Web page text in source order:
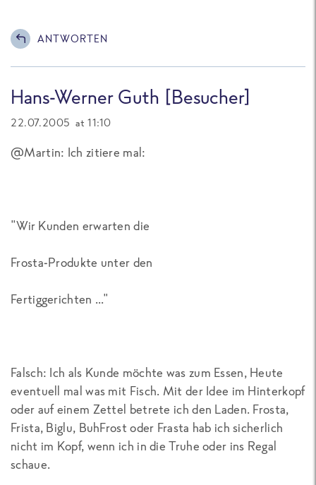
ANTWORTEN
Hans-Werner Guth [Besucher]
22.07.2005 at 11:10
@Martin: Ich zitiere mal:
"Wir Kunden erwarten die
Frosta-Produkte unter den
Fertiggerichten ..."
Falsch: Ich als Kunde möchte was zum Essen, Heute
eventuell mal was mit Fisch. Mit der Idee im Hinterkopf
oder auf einem Zettel betrete ich den Laden. Frosta,
Frista, Biglu, BuhFrost oder Frasta hab ich sicherlich
nicht im Kopf, wenn ich in die Truhe oder ins Regal
schaue.